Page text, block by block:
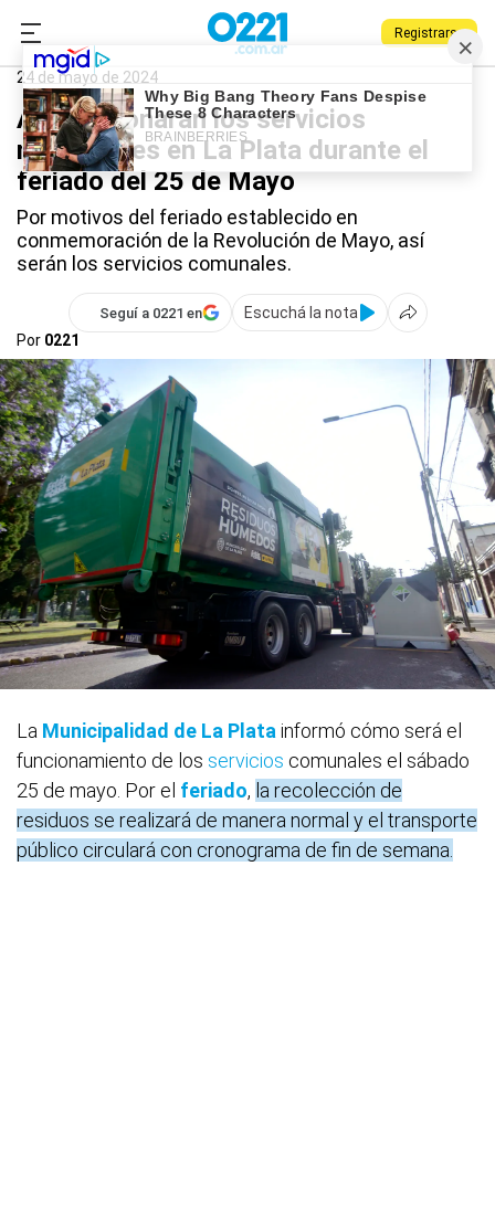
Registrarse
0221.com.ar
24 de mayo de 2024
Así funcionaran los servicios
municipales en La Plata durante el
feriado del 25 de Mayo
Por motivos del feriado establecido en
conmemoración de la Revolución de Mayo, así
serán los servicios comunales.
Seguí a 0221 en
Escuchá la nota
Por 0221
La Municipalidad de La Plata informó cómo será el
funcionamiento de los servicios comunales el sábado
25 de mayo. Por el feriado, la recolección de
residuos se realizará de manera normal y el transporte
público circulará con cronograma de fin de semana.